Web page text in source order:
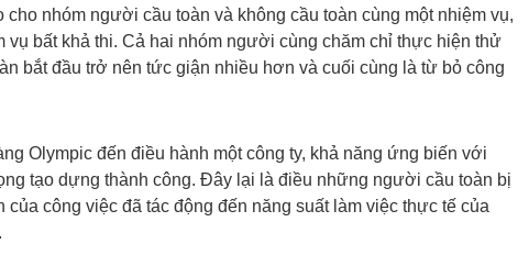
nhóm người cầu toàn và không cầu toàn cùng một nhiệm vụ,
vụ bất khả thi. Cả hai nhóm người cùng chăm chỉ thực hiện thử
bắt đầu trở nên tức giận nhiều hơn và cuối cùng là từ bỏ công
Olympic đến điều hành một công ty, khả năng ứng biến với
tạo dựng thành công. Đây lại là điều những người cầu toàn bị
công việc đã tác động đến năng suất làm việc thực tế của